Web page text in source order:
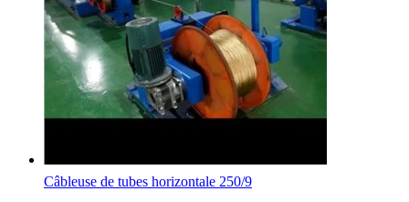
Câbleuse de tubes horizontale 250/9